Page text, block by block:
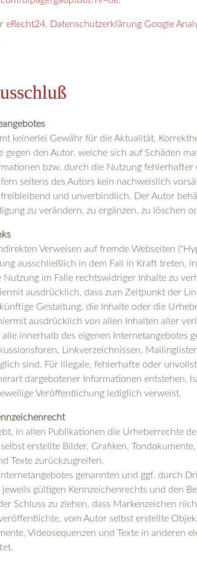
eRecht24, Datenschutzerklärung Google
keinerlei Gewähr für die Aktualität,
gegen den Autor, welche sich auf Schäden
bzw. durch die Nutzung
seitens des Autors kein nachweislich
und unverbindlich. Der Autor
zu verändern, zu ergänzen, zu löschen
Verweisen auf fremde Webseiten
ausschließlich in dem Fall in Kraft treten,
Nutzung im Falle rechtswidriger Inhalte zu
ausdrücklich, dass zum Zeitpunkt der
Gestaltung, die Inhalte oder die
ausdrücklich von allen Inhalten aller
innerhalb des eigenen Internetangebotes
Linkverzeichnissen,
sind. Für illegale, fehlerhafte oder
dargebotener Informationen entstehen,
Veröffentlichung lediglich verweist.
in allen Publikationen die Urheberrechte
erstellte Bilder, Grafiken,
Texte zurückzugreifen.
genannten und ggf. durch
jeweils gültigen Kennzeichenrechts und den
Schluss zu ziehen, dass Markenzeichen
vom Autor selbst erstellte
Videosequenzen und Texte in